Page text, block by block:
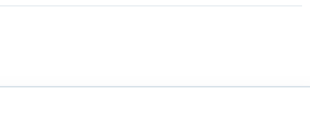
PLAGE ARRIERE
EN BOLSTERS